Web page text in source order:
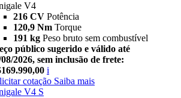
V4
216 CV Potência
120,9 Nm Torque
191 kg Peso bruto sem combustível
público sugerido e válido até
2026, sem inclusão de frete:
i
cotação Saiba mais
V4 S